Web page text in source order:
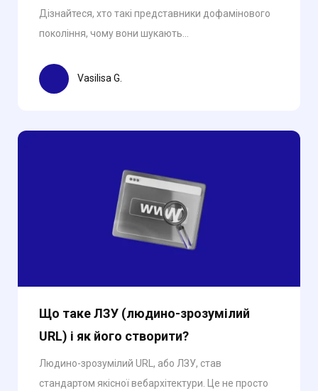
Дізнайтеся, хто такі представники дофамінового
покоління, чому вони шукають...
Vasilisa G.
Що таке ЛЗУ (людино-зрозумілий
URL) і як його створити?
Людино-зрозумілий URL, або ЛЗУ, став
стандартом якісної вебархітектури. Це не просто